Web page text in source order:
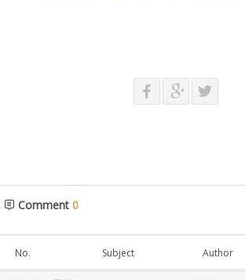
Comment 0
No. Subject Author